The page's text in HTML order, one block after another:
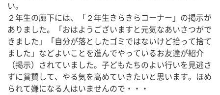
い。
２年生の廊下には、「２年生きらきらコーナー」の掲示が
ありました。「おはようございますと元気なあいさつがで
きました」「自分が落としたゴミではないけど拾って捨て
ました」などよいことを進んでやっているお友達が紹介
（掲示）されていました。子どもたちのよい行いを見逃さ
ずに賞賛して、やる気を高めていきたいと思います。ほめ
られて嫌になる人はいませんので・・・